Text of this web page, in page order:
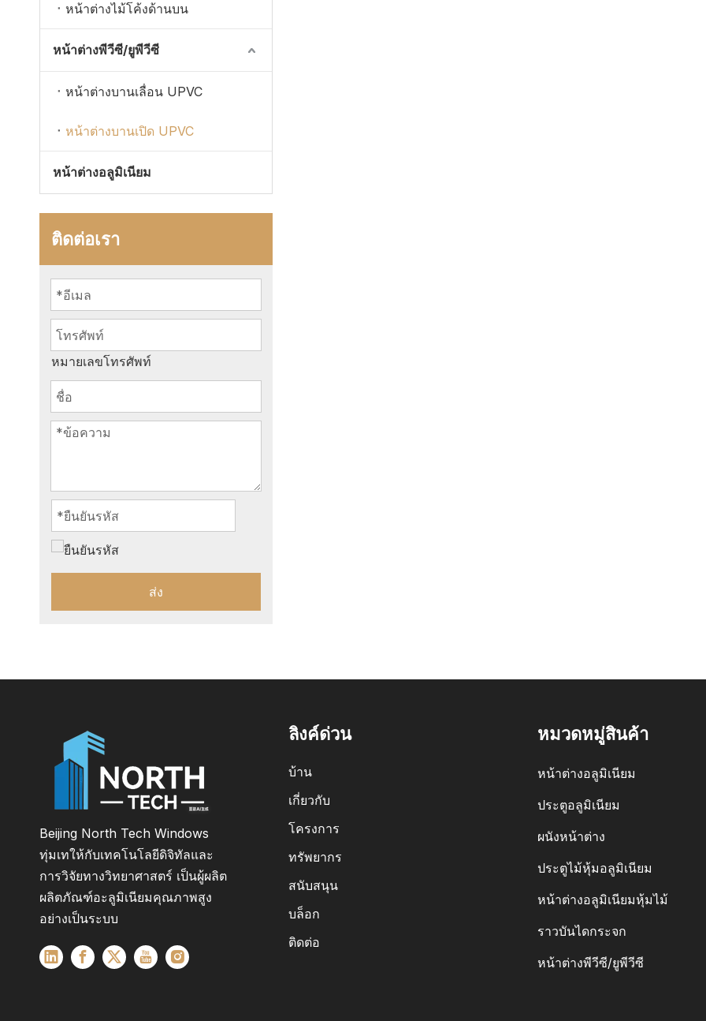
หน้าต่างไม้โค้งด้านบน
หน้าต่างพีวีซี/ยูพีวีซี
หน้าต่างบานเลื่อน UPVC
หน้าต่างบานเปิด UPVC
หน้าต่างอลูมิเนียม
ติดต่อเรา
หมายเลขโทรศัพท์
ส่ง
Beijing North Tech Windows
ทุ่มเทให้กับเทคโนโลยีดิจิทัลและ
การวิจัยทางวิทยาศาสตร์ เป็นผู้ผลิต
ผลิตภัณฑ์อะลูมิเนียมคุณภาพสูง
อย่างเป็นระบบ
ลิงค์ด่วน
บ้าน
เกี่ยวกับ
โครงการ
ทรัพยากร
สนับสนุน
บล็อก
ติดต่อ
หมวดหมู่สินค้า
หน้าต่างอลูมิเนียม
ประตูอลูมิเนียม
ผนังหน้าต่าง
ประตูไม้หุ้มอลูมิเนียม
หน้าต่างอลูมิเนียมหุ้มไม้
ราวบันไดกระจก
หน้าต่างพีวีซี/ยูพีวีซี